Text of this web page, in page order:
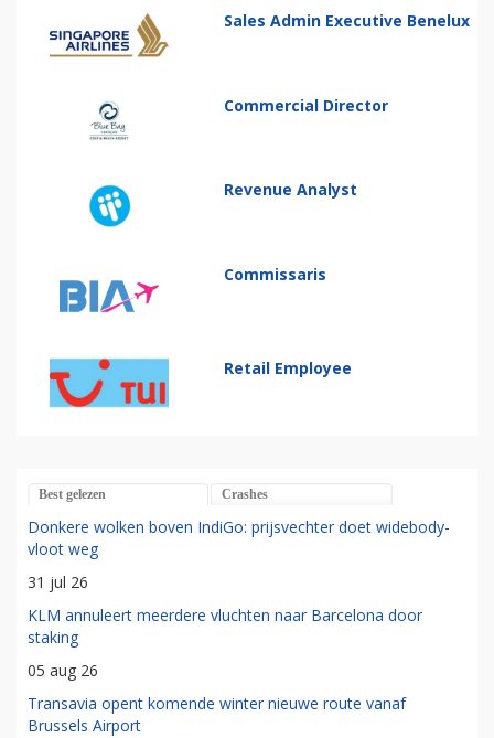
Sales Admin Executive Benelux
Commercial Director
Revenue Analyst
Commissaris
Retail Employee
Best gelezen Crashes
Donkere wolken boven IndiGo: prijsvechter doet widebody-
vloot weg
31 jul 26
KLM annuleert meerdere vluchten naar Barcelona door
staking
05 aug 26
Transavia opent komende winter nieuwe route vanaf
Brussels Airport